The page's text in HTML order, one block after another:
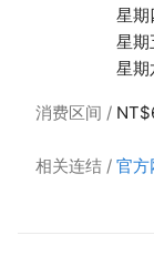
星
星
星
消费区间
相关连结 官方